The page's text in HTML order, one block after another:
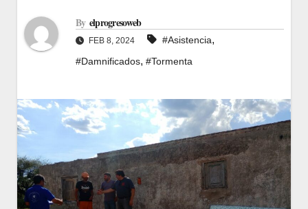
By elprogresoweb
FEB 8, 2024 #Asistencia,
#Damnificados, #Tormenta